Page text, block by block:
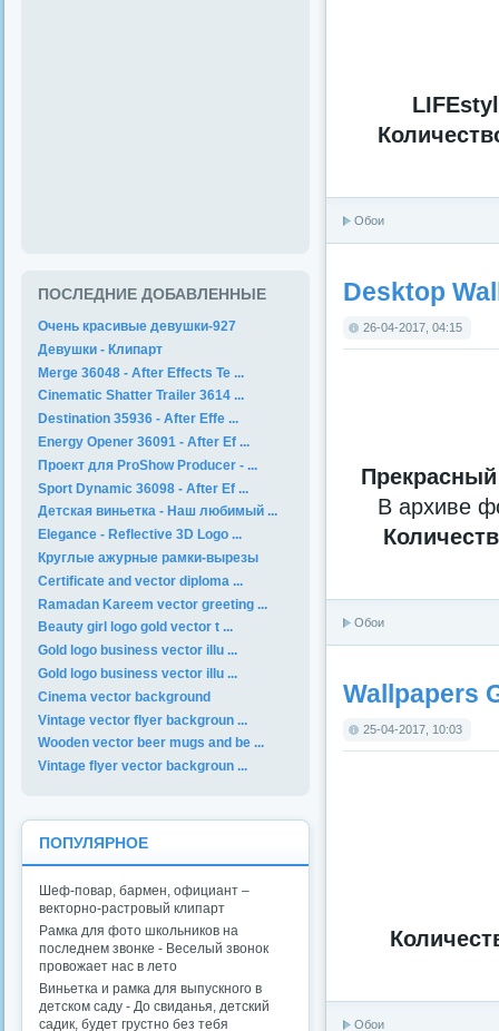
Обои
Desktop
26-04-2017, 04:15
В архиве
Обои
Wallpapers
25-04-2017, 10:03
Обои
ПОСЛЕДНИЕ ДОБАВЛЕННЫЕ
Очень красивые девушки-927
Девушки - Клипарт
Merge 36048 - After Effects Te ...
Cinematic Shatter Trailer 3614 ...
Destination 35936 - After Effe ...
Energy Opener 36091 - After Ef ...
Проект для ProShow Producer - ...
Sport Dynamic 36098 - After Ef ...
Детская виньетка - Наш любимый ...
Elegance - Reflective 3D Logo ...
Круглые ажурные рамки-вырезы
Certificate and vector diploma ...
Ramadan Kareem vector greeting ...
Beauty girl logo gold vector t ...
Gold logo business vector illu ...
Gold logo business vector illu ...
Cinema vector background
Vintage vector flyer backgroun ...
Wooden vector beer mugs and be ...
Vintage flyer vector backgroun ...
ПОПУЛЯРНОЕ
Шеф-повар, бармен, официант –
векторно-растровый клипарт
Рамка для фото школьников на
последнем звонке - Веселый звонок
провожает нас в лето
Виньетка и рамка для выпускного в
детском саду - До свиданья, детский
садик, будет грустно без тебя